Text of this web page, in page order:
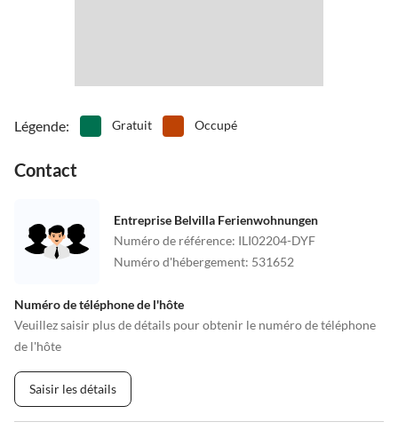
Légende: Gratuit Occupé
Contact
Entreprise Belvilla Ferienwohnungen
Numéro de référence: ILI02204-DYF
Numéro d'hébergement: 531652
Numéro de téléphone de l'hôte
Veuillez saisir plus de détails pour obtenir le numéro de téléphone
de l'hôte
Saisir les détails